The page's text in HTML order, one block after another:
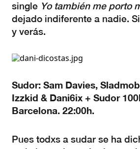
single Yo también me porto
dejado indiferente a nadie.
y verás.
Sudor: Sam Davies,
Izzkid & Dani6ix + Sudor
Barcelona. 22:00h.
Pues todxs a sudar se ha